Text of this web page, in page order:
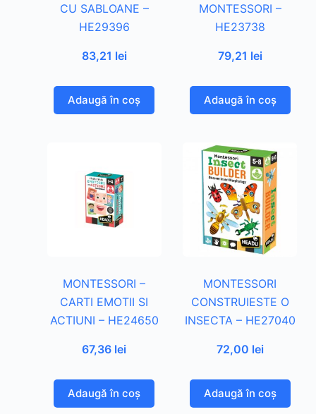
CU SABLOANE –
HE29396
83,21 lei
Adaugă în coș
MONTESSORI –
HE23738
79,21 lei
Adaugă în coș
MONTESSORI –
CARTI EMOTII SI
ACTIUNI – HE24650
67,36 lei
Adaugă în coș
MONTESSORI
CONSTRUIESTE O
INSECTA – HE27040
72,00 lei
Adaugă în coș